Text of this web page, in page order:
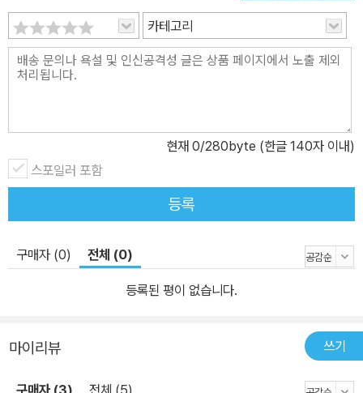
카테고리
현재 0/280byte (한글 140자 이내)
스포일러 포함
등록
구매자 (0) 전체 (0)
등록된 평이 없습니다.
마이리뷰 쓰기